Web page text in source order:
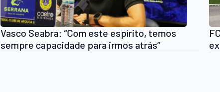
Vasco Seabra: “Com este espírito, temos
sempre capacidade para irmos atrás”